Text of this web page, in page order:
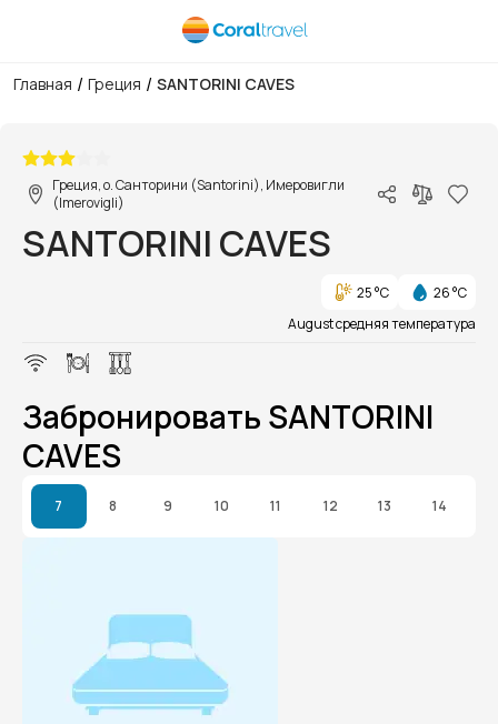
Главная / Греция / SANTORINI CAVES
Греция, о. Санторини (Santorini), Имеровигли
(Imerovigli)
SANTORINI CAVES
25 °C
26 °C
August средняя температура
Забронировать SANTORINI
CAVES
7 8 9 10 11 12 13 14